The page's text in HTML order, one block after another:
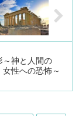
～神と人間の
性への恐怖～